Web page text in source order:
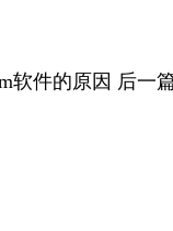
软件的原因 后一